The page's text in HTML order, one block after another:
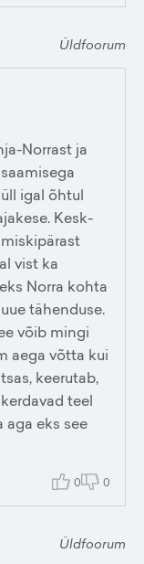
Üldfoorum
Norrast ja
igal õhtul
Kesk-
vist ka
Norra kohta
tähenduse.
võib mingi
aega võtta kui
keerutab,
teel
aga eks see
0 0
Üldfoorum